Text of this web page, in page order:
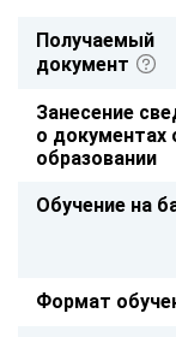
Получаемый
документ
Занесение
о документах
образовании
Обучение на
Формат